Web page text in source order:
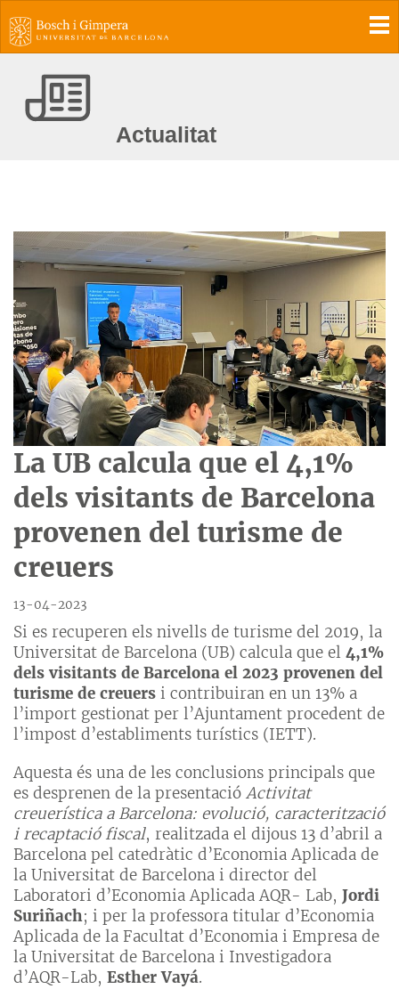
Actualitat
La UB calcula que el 4,1%
dels visitants de Barcelona
provenen del turisme de
creuers
13-04-2023
Si es recuperen els nivells de turisme del 2019, la
Universitat de Barcelona (UB) calcula que el 4,1%
dels visitants de Barcelona el 2023 provenen del
turisme de creuers i contribuiran en un 13% a
l’import gestionat per l’Ajuntament procedent de
l’impost d’establiments turístics (IETT).
Aquesta és una de les conclusions principals que
es desprenen de la presentació Activitat
creuerística a Barcelona: evolució, caracterització
i recaptació fiscal, realitzada el dijous 13 d’abril a
Barcelona pel catedràtic d’Economia Aplicada de
la Universitat de Barcelona i director del
Laboratori d’Economia Aplicada AQR- Lab, Jordi
Suriñach; i per la professora titular d’Economia
Aplicada de la Facultat d’Economia i Empresa de
la Universitat de Barcelona i Investigadora
d’AQR-Lab, Esther Vayá.